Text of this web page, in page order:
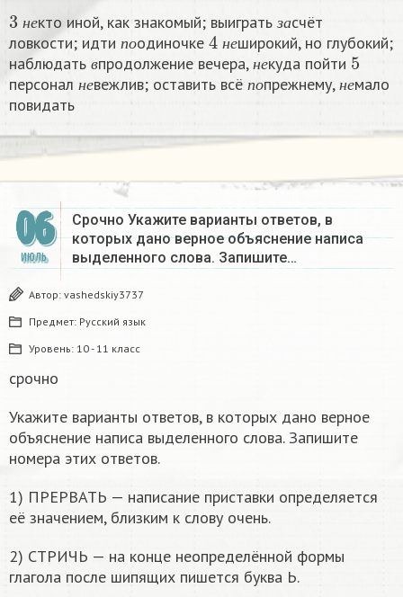
3
не кто иной, как знакомый; выигратьза счёт
ловкости; идти
п о
по
одиночке
4
не
не
широкий, но глубокий;
наблюдать
в
в
продолжение вечера, н е
не
куда пойти
5
персонал н е
не
вежлив; оставить всё п о
по
прежнему, н е
н е
мало
повидать
06
ИЮЛЬ
Срочно Укажите варианты ответов, в
которых дано верное объяснение написа
выделенного слова. Запишите…
Автор: vashedskiy3737
Предмет: Русский язык
Уровень: 10 - 11 класс
срочно
Укажите варианты ответов, в которых дано верное
объяснение написа выделенного слова. Запишите
номера этих ответов.
1) ПРЕРВАТЬ — написание приставки определяется
её значением, близким к слову очень.
2) СТРИЧЬ — на конце неопределённой формы
глагола после шипящих пишется буква Ь.